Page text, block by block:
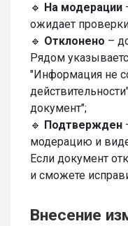
🔹 На модерации
ожидает
🔹 Отклонено –
Рядом
"Информация не
документ";
🔹 Подтвержден
модерацию и
Если документ
и сможете
Внесение